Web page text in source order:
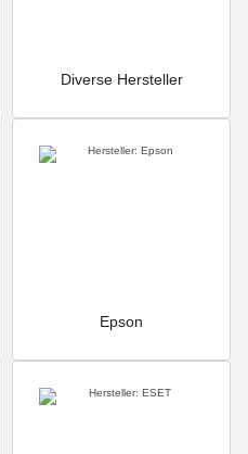
Diverse Hersteller
Epson